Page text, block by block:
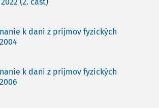
k dani z príjmov fyzických
k dani z príjmov fyzických